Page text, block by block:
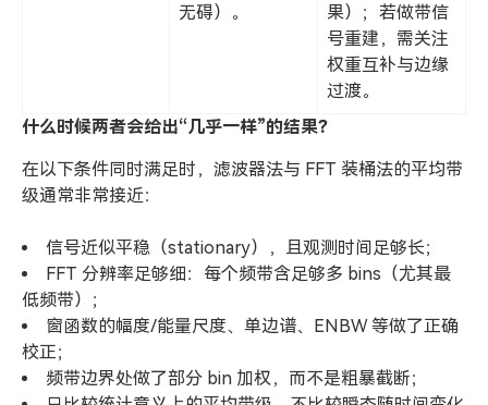
无碍）。
果）；若做带信
号重建，需关注
权重互补与边缘
过渡。
什么时候两者会给出“几乎一样”的结果？
在以下条件同时满足时，滤波器法与 FFT 装桶法的平均带
级通常非常接近：
信号近似平稳（stationary），且观测时间足够长；
FFT 分辨率足够细：每个频带含足够多 bins（尤其最
低频带）；
窗函数的幅度/能量尺度、单边谱、ENBW 等做了正确
校正；
频带边界处做了部分 bin 加权，而不是粗暴截断；